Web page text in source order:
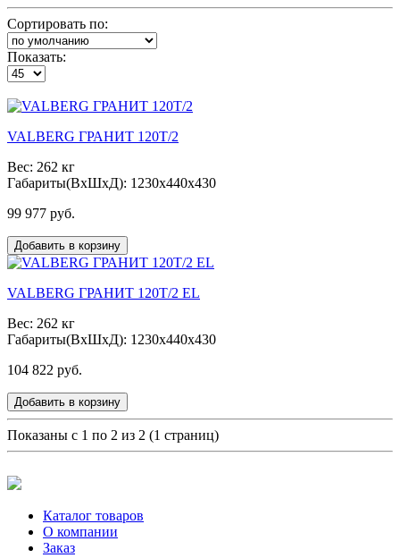
Сортировать по:
Показать:
VALBERG ГРАНИТ 120T/2
Вес: 262 кг
Габариты(ВxШxД): 1230x440x430
99 977 руб.
Добавить в корзину
VALBERG ГРАНИТ 120T/2 EL
Вес: 262 кг
Габариты(ВxШxД): 1230x440x430
104 822 руб.
Добавить в корзину
Показаны с 1 по 2 из 2 (1 страниц)
Каталог товаров
О компании
Заказ